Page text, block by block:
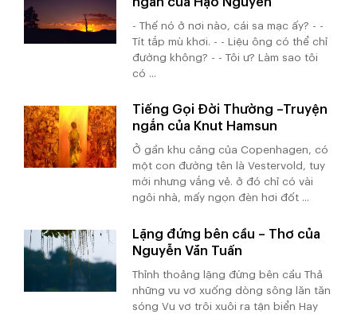
- Thế nó ở nơi nào, cái sa mạc ấy? - -
Tít tắp mù khơi. - - Liệu ông có thể chỉ
đường không? - - Tôi ư? Làm sao tôi
có ...
Tiếng Gọi Đời Thường –Truyện
ngắn của Knut Hamsun
Ở gần khu cảng của Copenhagen, có
một con đường tên là Vestervold, tuy
mới nhưng vắng vẻ. ở đó chỉ có vài
ngôi nhà, mấy ngọn đèn hơi đốt ...
Lặng đứng bên cầu – Thơ của
Nguyễn Văn Tuấn
Thỉnh thoảng lặng đứng bên cầu Thả
những vu vơ xuống dòng sông lăn tăn
sóng Vu vơ trôi xuôi ra tận biển Hay